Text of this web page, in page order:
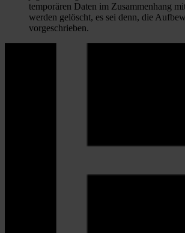
temporären Daten im Zusammenhang
werden gelöscht, es sei denn, die
vorgeschrieben.